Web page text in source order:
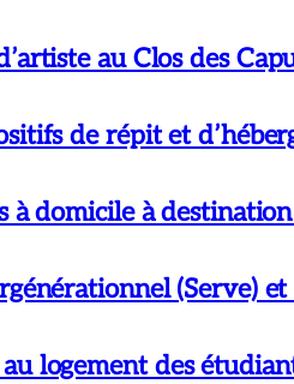
au Clos des
de répit et
à domicile à
(Serve)
au logement des